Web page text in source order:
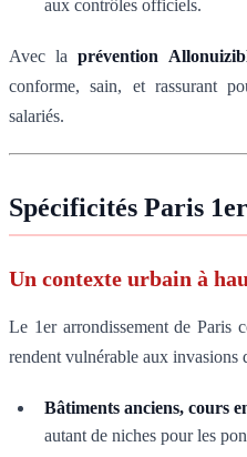
aux contrôles officiels.
Avec laprévention
conforme, sain, et rassurant
salariés.
Spécificités Paris 1er
Un contexte urbain à
Le 1er arrondissement de Paris
rendent vulnérable aux invasions
Bâtiments anciens, cours
autant de niches pour les